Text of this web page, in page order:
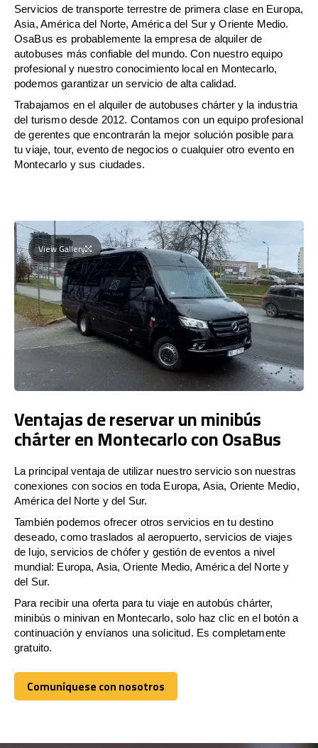
Servicios de transporte terrestre de primera clase en Europa,
Asia, América del Norte, América del Sur y Oriente Medio.
OsaBus es probablemente la empresa de alquiler de
autobuses más confiable del mundo. Con nuestro equipo
profesional y nuestro conocimiento local en Montecarlo,
podemos garantizar un servicio de alta calidad.
Trabajamos en el alquiler de autobuses chárter y la industria
del turismo desde 2012. Contamos con un equipo profesional
de gerentes que encontrarán la mejor solución posible para
tu viaje, tour, evento de negocios o cualquier otro evento en
Montecarlo y sus ciudades.
View Gallery
Ventajas de reservar un minibús
chárter en Montecarlo con OsaBus
La principal ventaja de utilizar nuestro servicio son nuestras
conexiones con socios en toda Europa, Asia, Oriente Medio,
América del Norte y del Sur.
También podemos ofrecer otros servicios en tu destino
deseado, como traslados al aeropuerto, servicios de viajes
de lujo, servicios de chófer y gestión de eventos a nivel
mundial: Europa, Asia, Oriente Medio, América del Norte y
del Sur.
Para recibir una oferta para tu viaje en autobús chárter,
minibús o minivan en Montecarlo, solo haz clic en el botón a
continuación y envíanos una solicitud. Es completamente
gratuito.
Comuníquese con nosotros
Comuníquese con nosotros